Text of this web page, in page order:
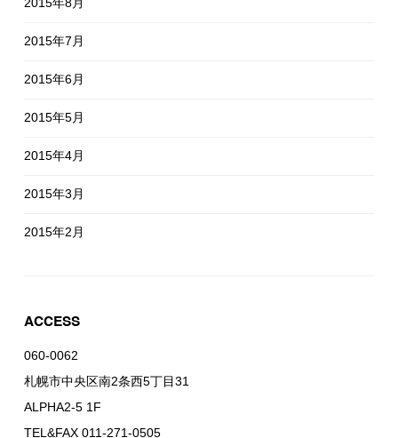
2015年7月
2015年6月
2015年5月
2015年4月
2015年3月
2015年2月
ACCESS
060-0062
札幌市中央区南2条西5丁目31
ALPHA2-5 1F
TEL&FAX 011-271-0505